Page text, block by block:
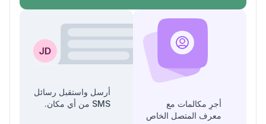
أجرِ مكالمات مع
معرف المتصل الخاص
أرسل واستقبل رسائل
SMS من أي مكان.